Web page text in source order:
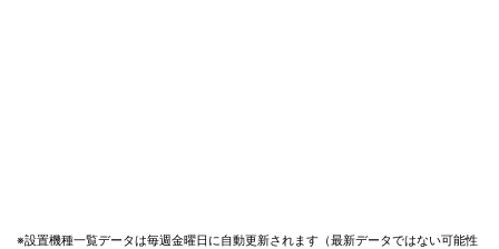
※設置機種一覧データは毎週金曜日に自動更新されます（最新データではない可能性